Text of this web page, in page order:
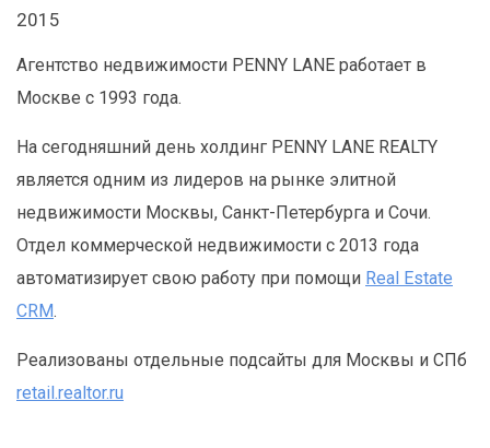
2015
Агентство недвижимости PENNY LANE работает в
Москве с 1993 года.
На сегодняшний день холдинг PENNY LANE REALTY
является одним из лидеров на рынке элитной
недвижимости Москвы, Санкт-Петербурга и Сочи.
Отдел коммерческой недвижимости с 2013 года
автоматизирует свою работу при помощи Real Estate
CRM.
Реализованы отдельные подсайты для Москвы и СПб
retail.realtor.ru